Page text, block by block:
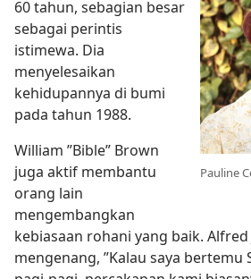
Pauline
60 tahun, sebagian besar
sebagai perintis
istimewa. Dia
menyelesaikan
kehidupannya di bumi
pada tahun 1988.
William ”Bible” Brown
juga aktif membantu
orang lain
mengembangkan
kebiasaan rohani yang baik. Alfred
mengenang, ”Kalau saya bertemu